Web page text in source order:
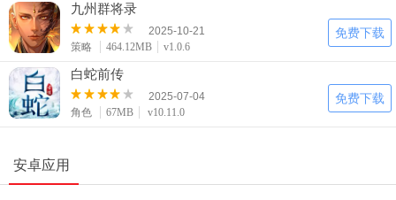
九州群将录
2025-10-21
策略
464.12MB v1.0.6
免费下载
白蛇前传
2025-07-04
角色
67MB v10.11.0
免费下载
安卓应用